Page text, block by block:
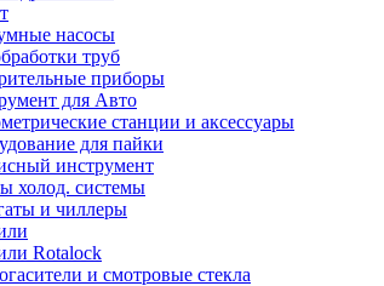
насосы
труб
приборы
для Авто
станции и аксессуары
для пайки
инструмент
холод. системы
и чиллеры
Rotalock
и смотровые стекла